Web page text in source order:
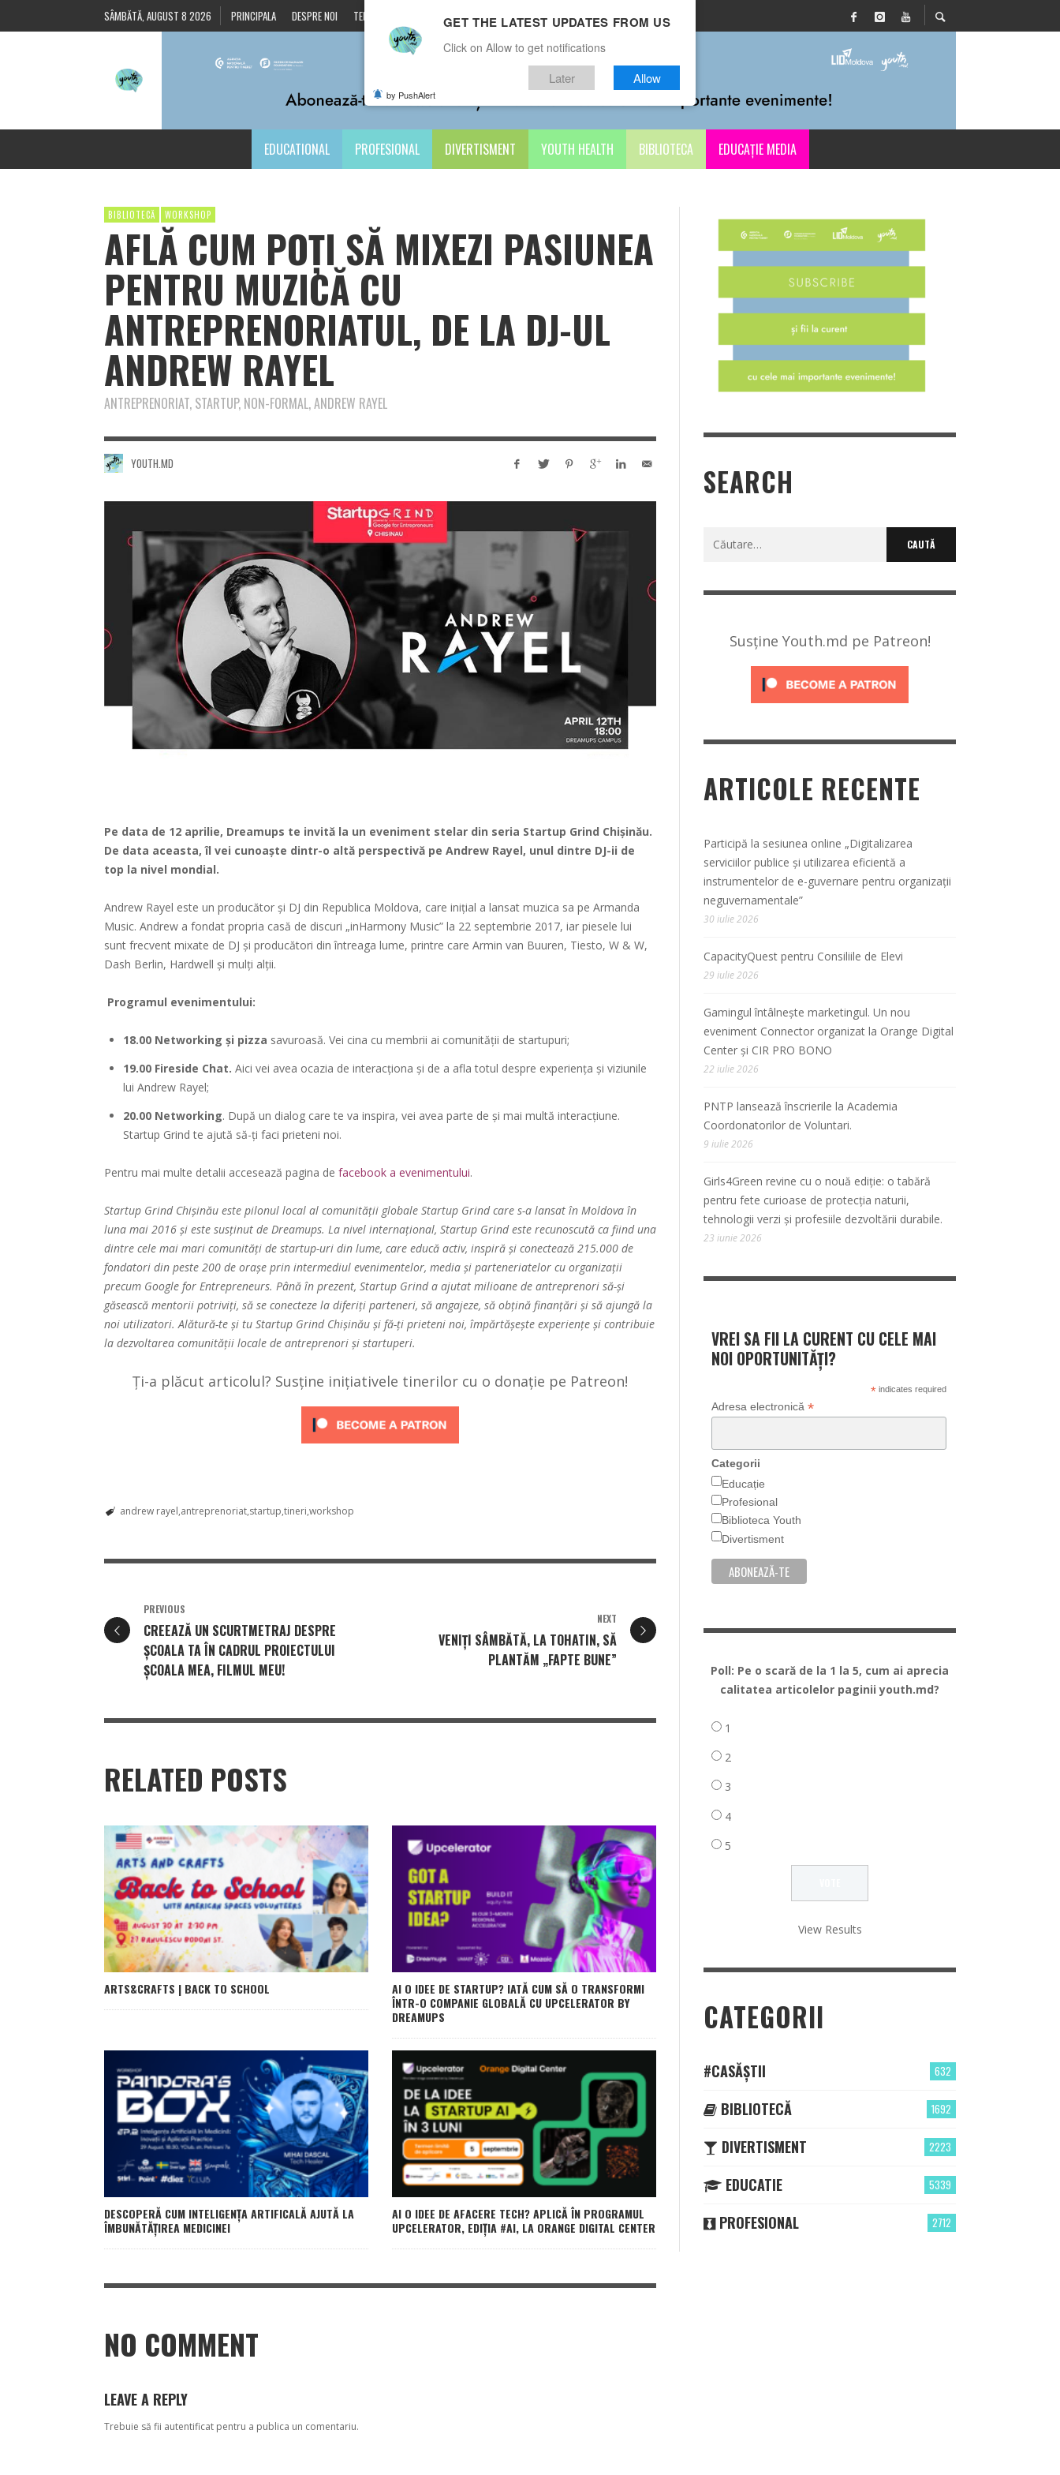
SÂMBĂTĂ, AUGUST 8 2026 PRINCIPALA DESPRE NOI TERMENI ȘI CONDIȚII CONTACTE
EDUCATIONAL PROFESIONAL DIVERTISMENT YOUTH HEALTH BIBLIOTECA EDUCAȚIE MEDIA
BIBLIOTECĂ WORKSHOP
AFLĂ CUM POŢI SĂ MIXEZI PASIUNEA
PENTRU MUZICĂ CU
ANTREPRENORIATUL, DE LA DJ-UL
ANDREW RAYEL
ANTREPRENORIAT, STARTUP, NON-FORMAL, ANDREW RAYEL
YOUTH.MD
Pe data de 12 aprilie, Dreamups te invită la un eveniment stelar din seria Startup Grind Chișinău.
De data aceasta, îl vei cunoaște dintr-o altă perspectivă pe Andrew Rayel, unul dintre DJ-ii de
top la nivel mondial.
Andrew Rayel este un producător și DJ din Republica Moldova, care inițial a lansat muzica sa pe Armanda
Music. Andrew a fondat propria casă de discuri „inHarmony Music” la 22 septembrie 2017, iar piesele lui
sunt frecvent mixate de DJ și producători din întreaga lume, printre care Armin van Buuren, Tiesto, W & W,
Dash Berlin, Hardwell și mulți alții.
Programul evenimentului:
18.00 Networking și pizza savuroasă. Vei cina cu membrii ai comunității de startupuri;
19.00 Fireside Chat. Aici vei avea ocazia de interacționa și de a afla totul despre experiența și viziunile
lui Andrew Rayel;
20.00 Networking. După un dialog care te va inspira, vei avea parte de și mai multă interacțiune.
Startup Grind te ajută să-ți faci prieteni noi.
Pentru mai multe detalii accesează pagina de facebook a evenimentului.
Startup Grind Chișinău este pilonul local al comunității globale Startup Grind care s-a lansat în Moldova în
luna mai 2016 și este susținut de Dreamups. La nivel internațional, Startup Grind este recunoscută ca fiind una
dintre cele mai mari comunități de startup-uri din lume, care educă activ, inspiră și conectează 215.000 de
fondatori din peste 200 de orașe prin intermediul evenimentelor, media și parteneriatelor cu organizații
precum Google for Entrepreneurs. Până în prezent, Startup Grind a ajutat milioane de antreprenori să-și
găsească mentorii potriviți, să se conecteze la diferiți parteneri, să angajeze, să obțină finanțări și să ajungă la
noi utilizatori. Alătură-te și tu Startup Grind Chișinău și fă-ți prieteni noi, împărtășește experiențe și contribuie
la dezvoltarea comunității locale de antreprenori și startuperi.
Ți-a plăcut articolul? Susține inițiativele tinerilor cu o donație pe Patreon!
andrew rayel antreprenoriat startup tineri workshop
PREVIOUS
CREEAZĂ UN SCURTMETRAJ DESPRE
ŞCOALA TA ÎN CADRUL PROIECTULUI
ŞCOALA MEA, FILMUL MEU!
NEXT
VENIȚI SÂMBĂTĂ, LA TOHATIN, SĂ
PLANTĂM „FAPTE BUNE”
RELATED POSTS
ARTS&CRAFTS | BACK TO SCHOOL
AI O IDEE DE STARTUP? IATĂ CUM SĂ O TRANSFORMI
ÎNTR-O COMPANIE GLOBALĂ CU UPCELERATOR BY
DREAMUPS
DESCOPERĂ CUM INTELIGENȚA ARTIFICALĂ AJUTĂ LA
ÎMBUNĂTĂȚIREA MEDICINEI
AI O IDEE DE AFACERE TECH? APLICĂ ÎN PROGRAMUL
UPCELERATOR, EDIȚIA #AI, LA ORANGE DIGITAL CENTER
NO COMMENT
LEAVE A REPLY
Trebuie să fii autentificat pentru a publica un comentariu.
SEARCH
Caută
Susține Youth.md pe Patreon!
ARTICOLE RECENTE
Participă la sesiunea online „Digitalizarea
serviciilor publice și utilizarea eficientă a
instrumentelor de e-guvernare pentru organizații
neguvernamentale”
30 iulie 2026
CapacityQuest pentru Consiliile de Elevi
29 iulie 2026
Gamingul întâlnește marketingul. Un nou
eveniment Connector organizat la Orange Digital
Center și CIR PRO BONO
22 iulie 2026
PNTP lansează înscrierile la Academia
Coordonatorilor de Voluntari.
9 iulie 2026
Girls4Green revine cu o nouă ediție: o tabără
pentru fete curioase de protecția naturii,
tehnologii verzi și profesiile dezvoltării durabile.
23 iunie 2026
VREI SA FII LA CURENT CU CELE MAI
NOI OPORTUNITĂȚI?
*indicates required
Adresa electronică *
Categorii
Educație
Profesional
Biblioteca Youth
Divertisment
Poll: Pe o scară de la 1 la 5, cum ai aprecia
calitatea articolelor paginii youth.md?
1
2
3
4
5
View Results
CATEGORII
632
#CASĂȘTII
1692
BIBLIOTECĂ
2223
DIVERTISMENT
5339
EDUCATIE
2712
PROFESIONAL
GET THE LATEST UPDATES FROM US
Click on Allow to get notifications
Later Allow
by PushAlert